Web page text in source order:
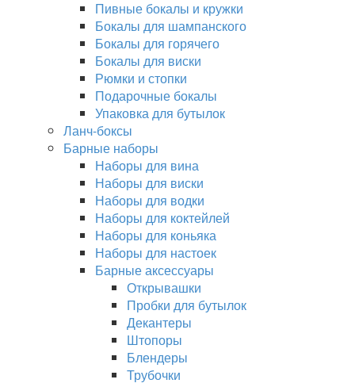
Пивные бокалы и кружки
Бокалы для шампанского
Бокалы для горячего
Бокалы для виски
Рюмки и стопки
Подарочные бокалы
Упаковка для бутылок
Ланч-боксы
Барные наборы
Наборы для вина
Наборы для виски
Наборы для водки
Наборы для коктейлей
Наборы для коньяка
Наборы для настоек
Барные аксессуары
Открывашки
Пробки для бутылок
Декантеры
Штопоры
Блендеры
Трубочки